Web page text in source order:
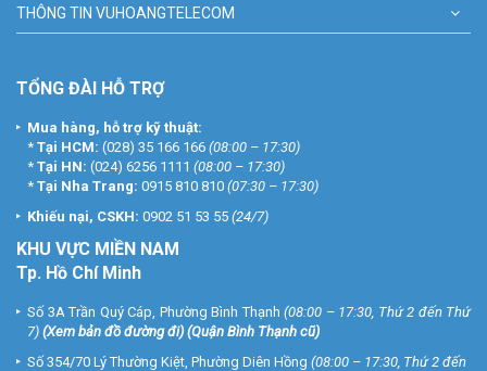
THÔNG TIN VUHOANGTELECOM
TỔNG ĐÀI HỖ TRỢ
Mua hàng, hỗ trợ kỹ thuật:
* Tại HCM: (028) 35 166 166 (08:00 – 17:30)
* Tại HN: (024) 6256 1111 (08:00 – 17:30)
* Tại Nha Trang: 0915 810 810 (07:30 – 17:30)
Khiếu nại, CSKH: 0902 51 53 55 (24/7)
KHU VỰC MIỀN NAM
Tp. Hồ Chí Minh
Số 3A Trần Quý Cáp, Phường Bình Thạnh (08:00 – 17:30, Thứ 2 đến Thứ
7) (Xem bản đồ đường đi) (Quận Bình Thạnh cũ)
Số 354/70 Lý Thường Kiệt, Phường Diên Hồng (08:00 – 17:30, Thứ 2 đến